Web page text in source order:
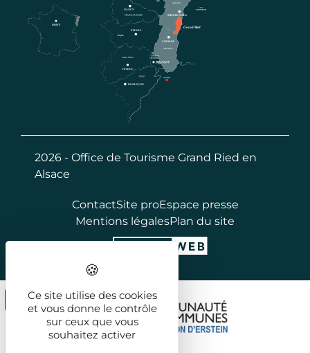
2026 - Office de Tourisme Grand Ried en
Alsace
ContactSite proEspace presse
Mentions légalesPlan du site
Ce site utilise des cookies
et vous donne le contrôle
sur ceux que vous
souhaitez activer